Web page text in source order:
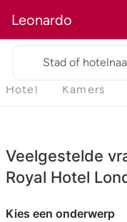
Leonardo
Stad of
Hotel Kamers
Veelgestelde
Royal Hotel
Kies een onderwerp